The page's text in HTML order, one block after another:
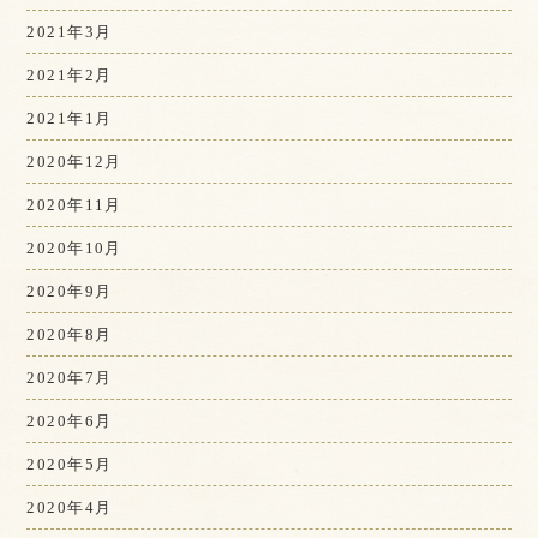
2021年3月
2021年2月
2021年1月
2020年12月
2020年11月
2020年10月
2020年9月
2020年8月
2020年7月
2020年6月
2020年5月
2020年4月